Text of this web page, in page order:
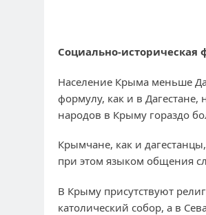
Социально-историческая
Население Крыма меньше
формулу, как и в Дагестане,
народов в Крыму гораздо
Крымчане, как и
при этом языком общения
В Крыму присутствуют
католический собор, а в